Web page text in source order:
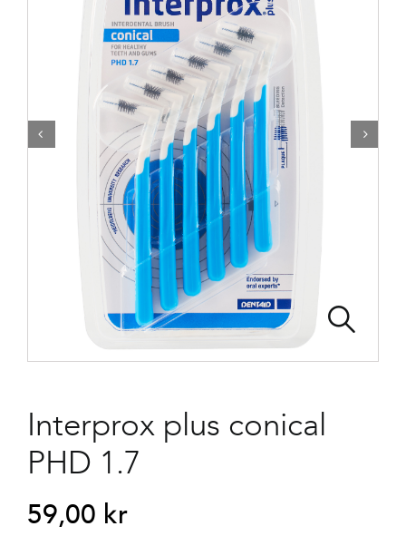
FÖR FÖRETAG
 
Interprox plus conical
PHD 1.7
59,00 kr